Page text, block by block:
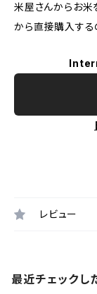
米屋さんからお米
から直接購入する
レビュー
最近チェックし